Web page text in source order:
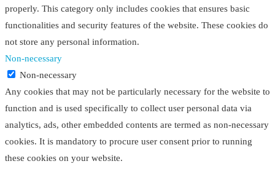
properly. This category only includes cookies that ensures basic
functionalities and security features of the website. These cookies do
not store any personal information.
Non-necessary
Non-necessary
Any cookies that may not be particularly necessary for the website to
function and is used specifically to collect user personal data via
analytics, ads, other embedded contents are termed as non-necessary
cookies. It is mandatory to procure user consent prior to running
these cookies on your website.